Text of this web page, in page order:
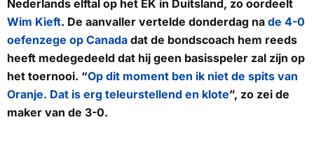
Nederlands elftal op het EK in Duitsland, zo oordeelt
Wim Kieft. De aanvaller vertelde donderdag na de 4-0
oefenzege op Canada dat de bondscoach hem reeds
heeft medegedeeld dat hij geen basisspeler zal zijn op
het toernooi. “Op dit moment ben ik niet de spits van
Oranje. Dat is erg teleurstellend en klote”, zo zei de
maker van de 3-0.